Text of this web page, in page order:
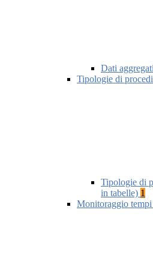
Dati
Tipologie di
Tipologie di
in tabelle) 1
Monitoraggio